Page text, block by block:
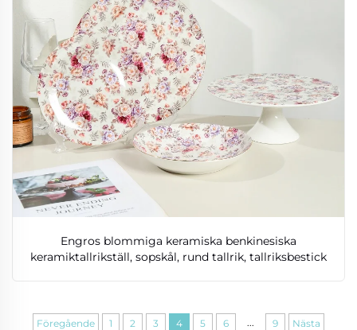
Engros blommiga keramiska benkinesiska
keramiktallrikställ, sopskål, rund tallrik, tallriksbestick
Föregående 1 2 3 4 5 6 ... 9 Nästa